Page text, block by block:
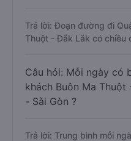
Trả lời: Đoạn đường đi
Thuột - Đắk Lắk có chiều
Câu hỏi: Mỗi ngày có
khách Buôn Ma
- Sài Gòn ?
Trả lời: Trung bình mỗi